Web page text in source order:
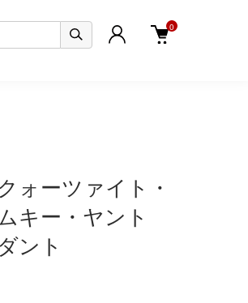
0
ォーツァイト・
キー・ヤント
ント